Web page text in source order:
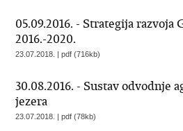
05.09.2016. - Strategija razvoja
2016.-2020.
23.07.2018. | pdf (716kb)
30.08.2016. - Sustav odvodnje
jezera
23.07.2018. | pdf (78kb)